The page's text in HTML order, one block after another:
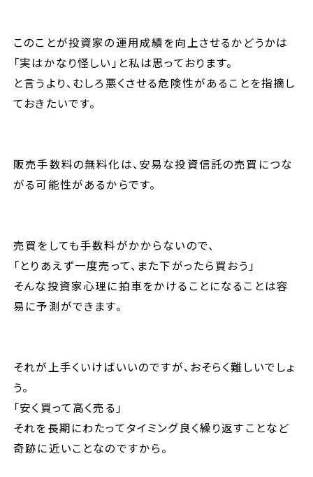
このことが投資家の運用成績を向上させるかどうかは
「実はかなり怪しい」と私は思っております。
と言うより、むしろ悪くさせる危険性があることを指摘し
ておきたいです。
販売手数料の無料化は、安易な投資信託の売買につな
がる可能性があるからです。
売買をしても手数料がかからないので、
「とりあえず一度売って、また下がったら買おう」
そんな投資家心理に拍車をかけることになることは容
易に予測ができます。
それが上手くいけばいいのですが、おそらく難しいでしょ
う。
「安く買って高く売る」
それを長期にわたってタイミング良く繰り返すことなど
奇跡に近いことなのですから。